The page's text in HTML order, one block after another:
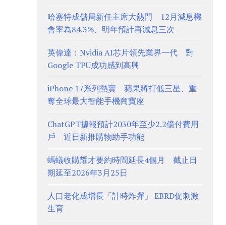
哈塞特成儲局新任主席大熱門 12月減息機
會率為84.3%、明年預計再減息三次
英偉達：Nvidia AI芯片領先業界一代 對
Google TPU成功感到高興
iPhone 17系列熱賣 蘋果將打低三星、重
奪全球最大智能手機商寶座
ChatGPT據報預計2030年至少2.2億付費用
戶 近日新推購物助手功能
螞蟻收購耀才要約時間延長4個月 截止日
期延至2026年3月25日
人口老化成增長「計時炸彈」 EBRD促刺激
生育